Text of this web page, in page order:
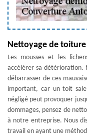
Nettoyage de toiture
Les mousses et les
accélérer sa détérioration.
débarrasser de ces
important, car un toit
négligé peut provoquer
dommages, pensez de
à notre entreprise. Nous
travail en ayant une